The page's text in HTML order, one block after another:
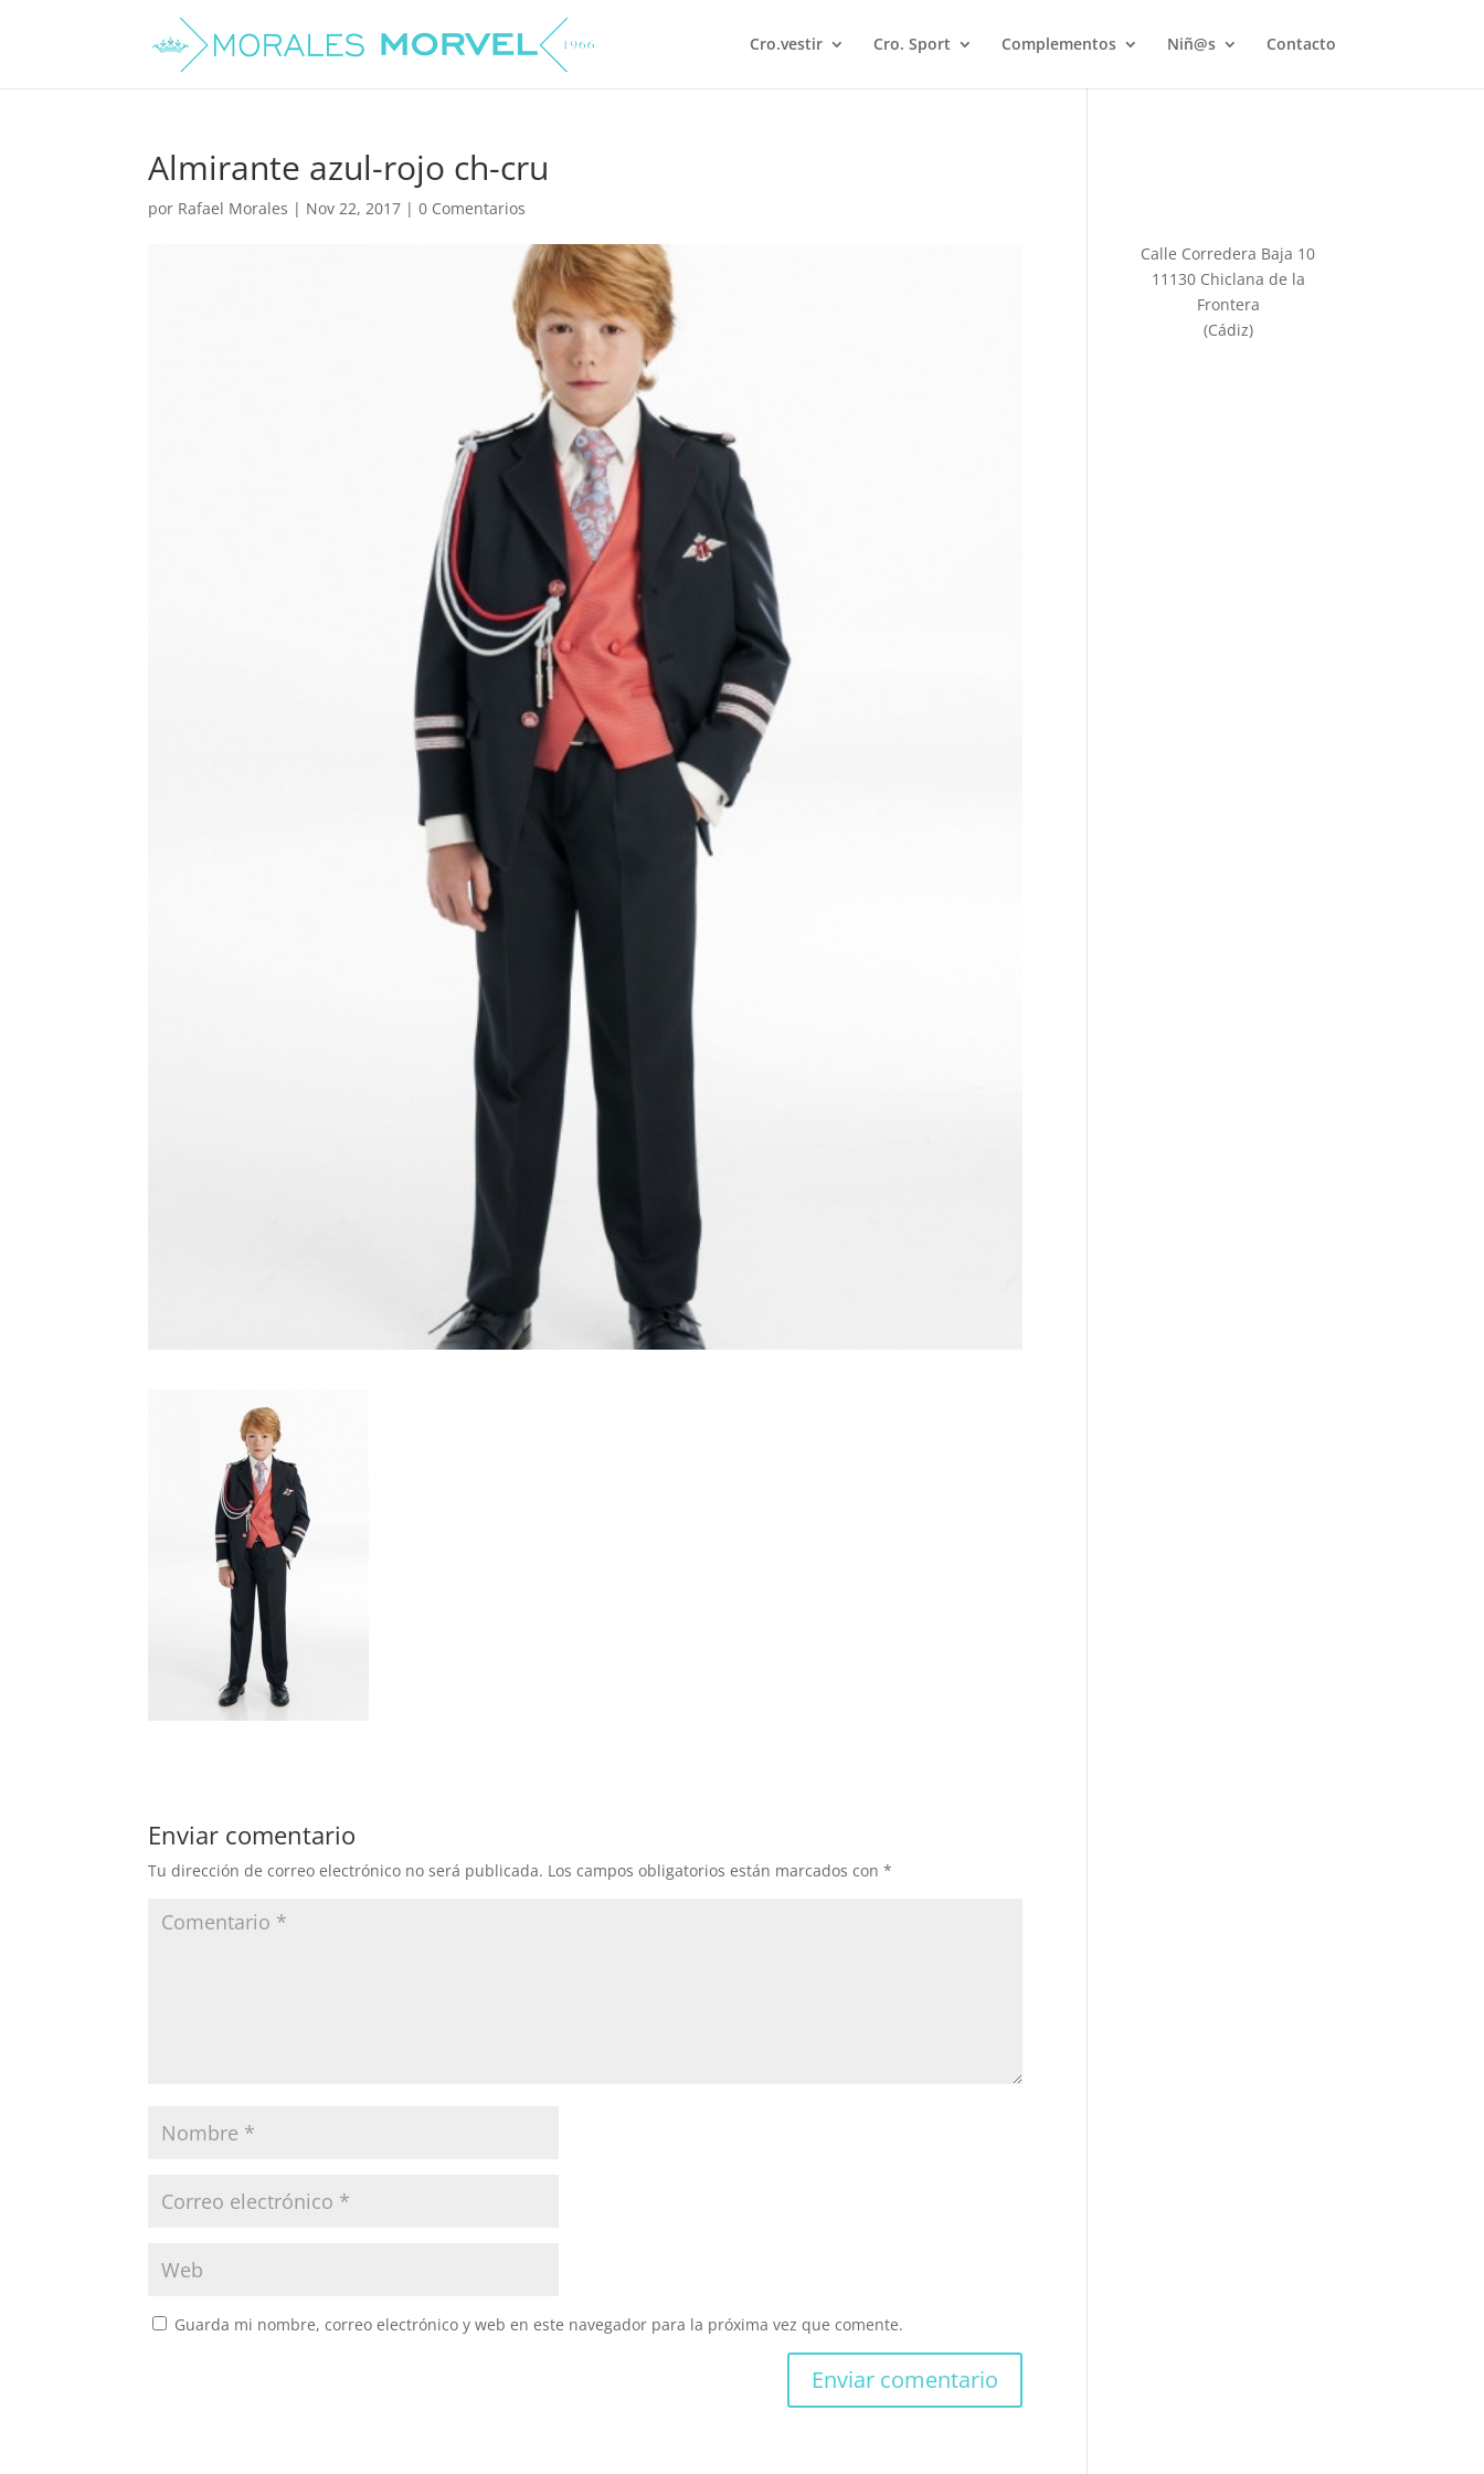
Cro.vestir Cro. Sport Complementos Niñ@s Contacto
Almirante azul-rojo ch-cru
por Rafael Morales | Nov 22, 2017 |0 Comentarios
Enviar comentario
Tu dirección de correo electrónico no será publicada. Los campos obligatorios están marcados con*
Guarda mi nombre, correo electrónico y web en este navegador para la próxima vez que comente.
Calle Corredera Baja 10
11130 Chiclana de la
Frontera
(Cádiz)